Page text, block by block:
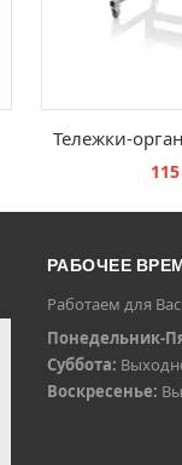
РАБОЧЕЕ
Работаем для Вас
Понедельник-
Суббота:
Воскресенье: